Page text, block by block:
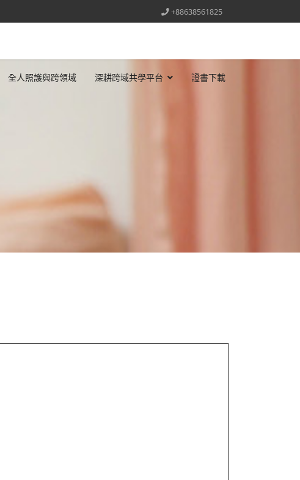
+88638561825
全人照護與跨領域 深耕跨域共學平台 證書下載